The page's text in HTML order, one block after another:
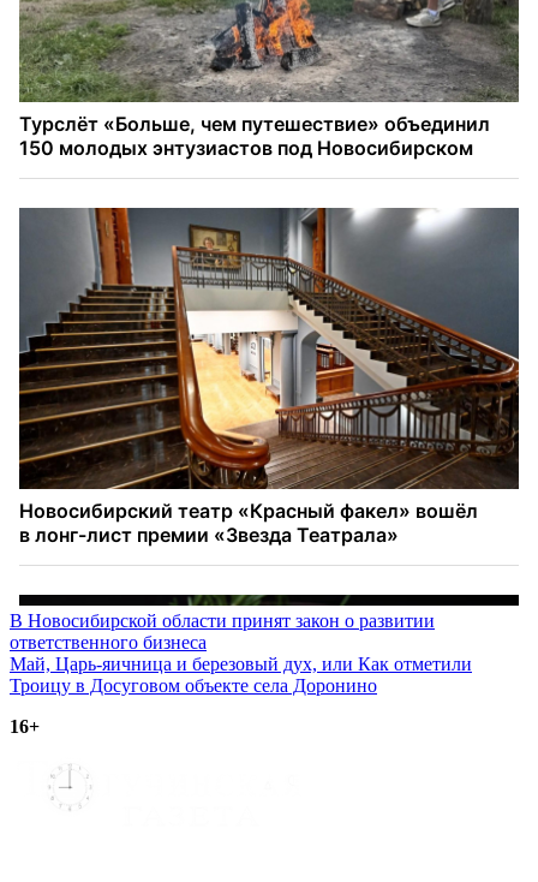
Навигация
по
записям
В Новосибирской области принят закон о развитии
ответственного бизнеса
Май, Царь-яичница и березовый дух, или Как отметили
Троицу в Досуговом объекте села Доронино
16+